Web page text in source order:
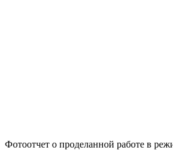
Фотоотчет о проделанной работе в